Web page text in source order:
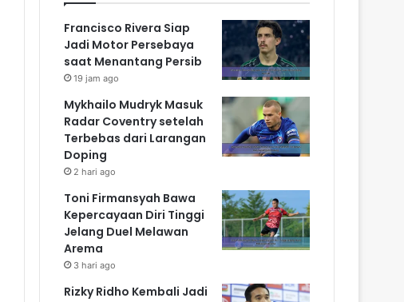
Francisco Rivera Siap
Jadi Motor Persebaya
saat Menantang Persib
19 jam ago
Mykhailo Mudryk Masuk
Radar Coventry setelah
Terbebas dari Larangan
Doping
2 hari ago
Toni Firmansyah Bawa
Kepercayaan Diri Tinggi
Jelang Duel Melawan
Arema
3 hari ago
Rizky Ridho Kembali Jadi